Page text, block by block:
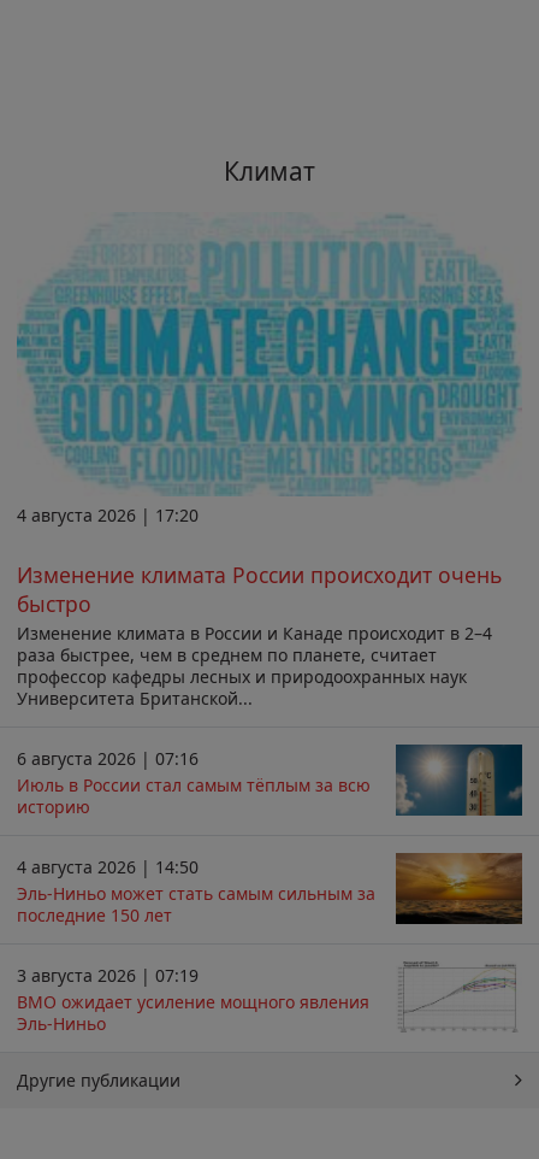
Климат
4 августа 2026 | 17:20
Изменение климата России происходит очень
быстро
Изменение климата в России и Канаде происходит в 2–4
раза быстрее, чем в среднем по планете, считает
профессор кафедры лесных и природоохранных наук
Университета Британской...
6 августа 2026 | 07:16
Июль в России стал самым тёплым за всю
историю
4 августа 2026 | 14:50
Эль-Ниньо может стать самым сильным за
последние 150 лет
3 августа 2026 | 07:19
ВМО ожидает усиление мощного явления
Эль-Ниньо
Другие публикации